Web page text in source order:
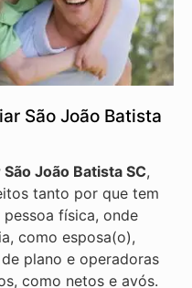
São João Batista
João Batista SC,
tanto por que tem
física, onde
como esposa(o),
plano e operadoras
como netos e avós.